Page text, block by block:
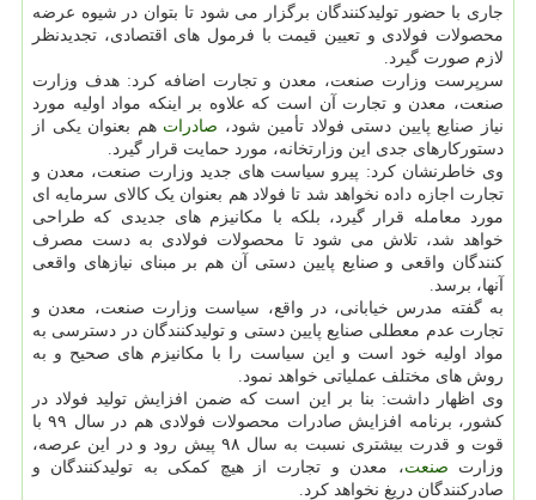
جاری با حضور تولیدکنندگان برگزار می شود تا بتوان در شیوه عرضه
محصولات فولادی و تعیین قیمت با فرمول های اقتصادی، تجدیدنظر
لازم صورت گیرد.
سرپرست وزارت صنعت، معدن و تجارت اضافه کرد: هدف وزارت
صنعت، معدن و تجارت آن است که علاوه بر اینکه مواد اولیه مورد
نیاز صنایع پایین دستی فولاد تأمین شود، صادرات هم بعنوان یکی از
دستورکارهای جدی این وزارتخانه، مورد حمایت قرار گیرد.
وی خاطرنشان کرد: پیرو سیاست های جدید وزارت صنعت، معدن و
تجارت اجازه داده نخواهد شد تا فولاد هم بعنوان یک کالای سرمایه ای
مورد معامله قرار گیرد، بلکه با مکانیزم های جدیدی که طراحی
خواهد شد، تلاش می شود تا محصولات فولادی به دست مصرف
کنندگان واقعی و صنایع پایین دستی آن هم بر مبنای نیازهای واقعی
آنها، برسد.
به گفته مدرس خیابانی، در واقع، سیاست وزارت صنعت، معدن و
تجارت عدم معطلی صنایع پایین دستی و تولیدکنندگان در دسترسی به
مواد اولیه خود است و این سیاست را با مکانیزم های صحیح و به
روش های مختلف عملیاتی خواهد نمود.
وی اظهار داشت: بنا بر این است که ضمن افزایش تولید فولاد در
کشور، برنامه افزایش صادرات محصولات فولادی هم در سال ۹۹ با
قوت و قدرت بیشتری نسبت به سال ۹۸ پیش رود و در این عرصه،
وزارت صنعت، معدن و تجارت از هیچ کمکی به تولیدکنندگان و
صادرکنندگان دریغ نخواهد کرد.